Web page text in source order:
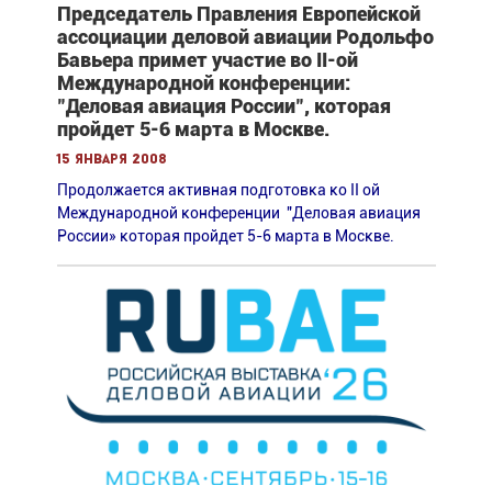
Председатель Правления Европейской
ассоциации деловой авиации Родольфо
Бавьера примет участие во II-ой
Международной конференции:
"Деловая авиация России", которая
пройдет 5-6 марта в Москве.
15 января 2008
Продолжается активная подготовка ко II ой
Международной конференции "Деловая авиация
России» которая пройдет 5-6 марта в Москве.